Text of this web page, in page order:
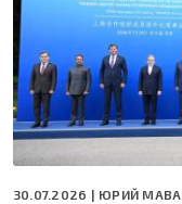
30.07.2026 | ЮРИЙ